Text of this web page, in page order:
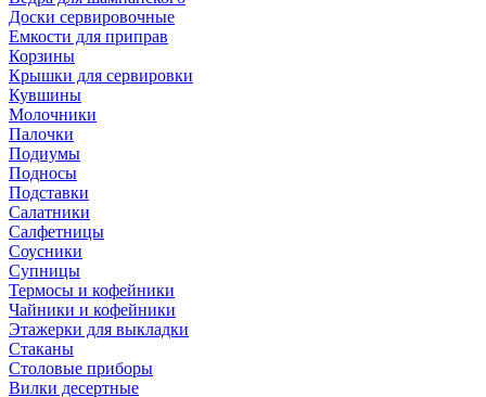
Доски сервировочные
Емкости для приправ
Корзины
Крышки для сервировки
Кувшины
Молочники
Палочки
Подиумы
Подносы
Подставки
Салатники
Салфетницы
Соусники
Супницы
Термосы и кофейники
Чайники и кофейники
Этажерки для выкладки
Стаканы
Столовые приборы
Вилки десертные